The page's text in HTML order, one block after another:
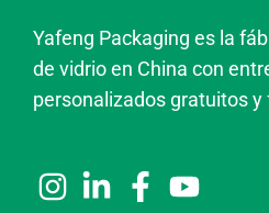
Yafeng Packaging es la
de vidrio en China con
personalizados gratuitos